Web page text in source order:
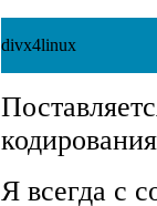
divx4linux
Я всегда с